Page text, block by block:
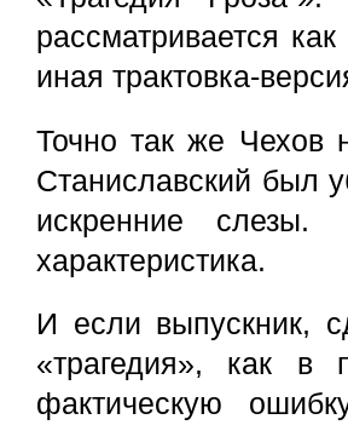
рассматривается
иная трактовка-
Точно так же Чехов
Станиславский был
искренние слезы.
характеристика.
И если выпускник,
«трагедия», как в
фактическую